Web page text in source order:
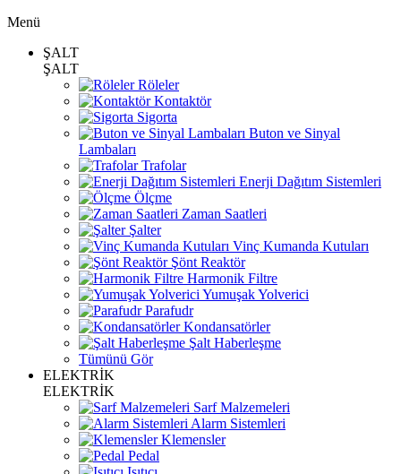
Menü
ŞALT
ŞALT
Röleler
Kontaktör
Sigorta
Buton ve Sinyal
Lambaları
Trafolar
Enerji Dağıtım Sistemleri
Ölçme
Zaman Saatleri
Şalter
Vinç Kumanda Kutuları
Şönt Reaktör
Harmonik Filtre
Yumuşak Yolverici
Parafudr
Kondansatörler
Şalt Haberleşme
Tümünü Gör
ELEKTRİK
ELEKTRİK
Sarf Malzemeleri
Alarm Sistemleri
Klemensler
Pedal